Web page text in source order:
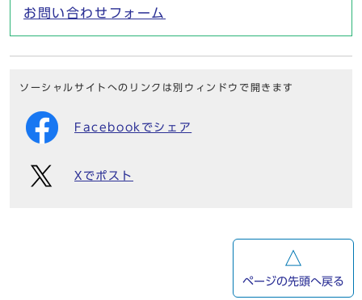
お問い合わせフォーム
ソーシャルサイトへのリンクは別ウィンドウで開きます
Facebookでシェア
Xでポスト
ページの先頭へ戻る